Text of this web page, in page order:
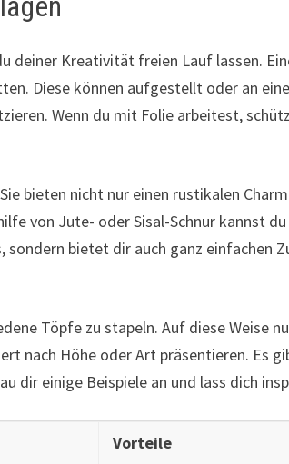
deiner Kreativität freien Lauf lassen.
Diese können aufgestellt oder an
Wenn du mit Folie arbeitest,
bieten nicht nur einen rustikalen
von Jute- oder Sisal-Schnur kannst
bietet dir auch ganz einfachen
Töpfe zu stapeln. Auf diese Weise
nach Höhe oder Art präsentieren. Es
dir einige Beispiele an und lass dich
Vorteile